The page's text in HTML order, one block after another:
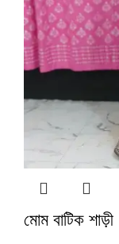
মোম বাটিক শাড়ী